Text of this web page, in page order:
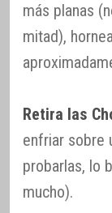
más planas
mitad),
Retira las
enfriar sobre
probarlas, lo
mucho).